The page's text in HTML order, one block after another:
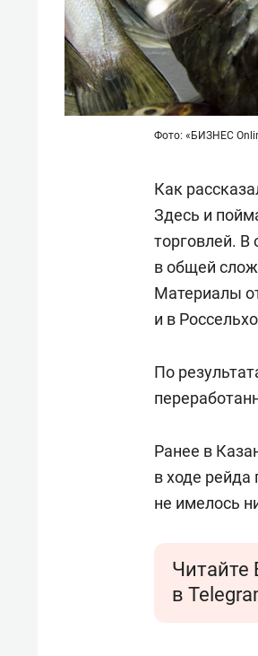
Фото: «БИЗНЕС
Как
Здесь и
торговлей. В
в общей
Материалы
и в
По
Ранее в
в ходе рейда
не имелось
Читайте
в